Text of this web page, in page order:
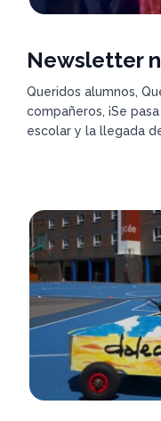
Newsletter
Queridos alumnos,
compañeros, ¡Se
escolar y la llegada